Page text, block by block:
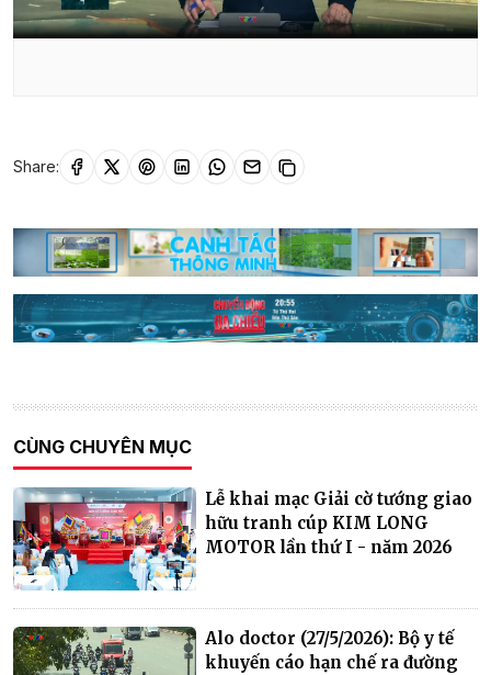
Share:
CÙNG CHUYÊN MỤC
Lễ khai mạc Giải cờ tướng giao
hữu tranh cúp KIM LONG
MOTOR lần thứ I - năm 2026
Alo doctor (27/5/2026): Bộ y tế
khuyến cáo hạn chế ra đường